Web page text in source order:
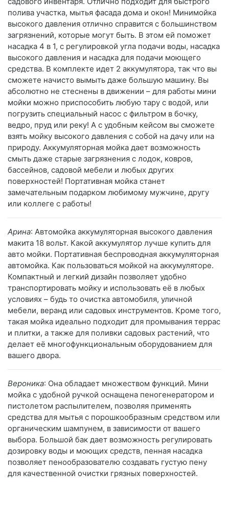
полива участка, мытья фасада дома и окон! Минимойка
высокого давления отлично справится с большинством
загрязнений, которые могут быть. В этом ей поможет
насадка 4 в 1, с регулировкой угла подачи воды, насадка
высокого давления и насадка для подачи моющего
средства. В комплекте идет 2 аккумулятора, так что вы
сможете начисто вымыть даже большую машину. Вы
абсолютно не стеснены в движении – для работы мини
мойки можно приспособить любую тару с водой, или
погрузить специальный насос с фильтром в бочку,
ведро, пруд или реку! А с удобным кейсом вы сможете
взять мойку высокого давления с собой на дачу или на
природу. Аккумуляторная мойка дает возможность
смыть даже старые загрязнения с лодок, ковров,
бассейнов, садовой мебели и любых других
поверхностей! Портативная мойка станет
замечательным подарком любимому мужчине, другу
или коллеге с работы!
Арина: Автомойка аккумуляторная высокого давления
макита 18 вольт. Какой аккумулятор лучше купить для
авто мойки. Портативная беспроводная аккумуляторная
автомойка. Как пользоваться мойкой на аккумуляторе.
Компактный и легкий дизайн позволяет удобно
транспортировать мойку и использовать её в любых
условиях – будь то очистка автомобиля, уличной
мебели, веранд или садовых инструментов. Кроме того,
такая мойка идеально подходит для промывания террас
и плитки, а также для поливки садовых растений, что
делает её многофункциональным оборудованием для
вашего двора.
Вероника: Она обладает множеством функций. Мини
мойка с удобной ручкой оснащена пеногенератором и
пистолетом распылителем, позволяя применять
средства для мытья с порошкообразным средством или
органическим шампунем, в зависимости от вашего
выбора. Большой бак дает возможность регулировать
дозировку воды и моющих средств, пенная насадка
позволяет пенообразователю создавать густую пену
для качественной очистки грязных поверхностей.